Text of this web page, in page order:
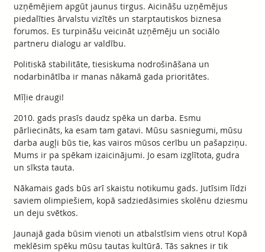
uzņēmējiem apgūt jaunus tirgus. Aicināšu uzņēmējus
piedalīties ārvalstu vizītēs un starptautiskos biznesa
forumos. Es turpināšu veicināt uzņēmēju un sociālo
partneru dialogu ar valdību.
Politiskā stabilitāte, tiesiskuma nodrošināšana un
nodarbinātība ir manas nākamā gada prioritātes.
Mīļie draugi!
2010. gads prasīs daudz spēka un darba. Esmu
pārliecināts, ka esam tam gatavi. Mūsu sasniegumi, mūsu
darba augļi būs tie, kas vairos mūsos cerību un pašapziņu.
Mums ir pa spēkam izaicinājumi. Jo esam izglītota, gudra
un sīksta tauta.
Nākamais gads būs arī skaistu notikumu gads. Jutīsim līdzi
saviem olimpiešiem, kopā sadziedāsimies skolēnu dziesmu
un deju svētkos.
Jaunajā gada būsim vienoti un atbalstīsim viens otru! Kopā
meklēsim spēku mūsu tautas kultūrā. Tās saknes ir tik